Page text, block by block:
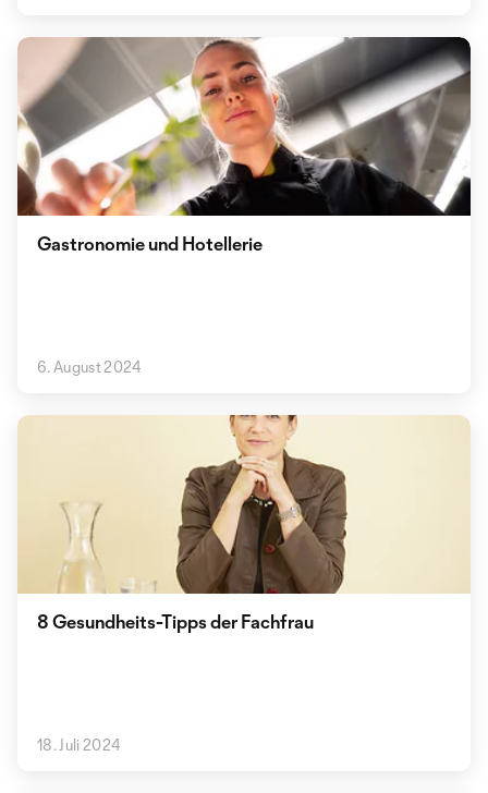
Gastronomie und Hotellerie
6. August 2024
8 Gesundheits-Tipps der Fachfrau
18. Juli 2024